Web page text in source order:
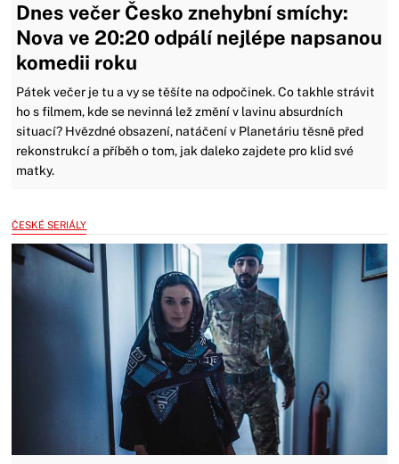
Dnes večer Česko znehybní smíchy:
Nova ve 20:20 odpálí nejlépe napsanou
komedii roku
Pátek večer je tu a vy se těšíte na odpočinek. Co takhle strávit
ho s filmem, kde se nevinná lež změní v lavinu absurdních
situací? Hvězdné obsazení, natáčení v Planetáriu těsně před
rekonstrukcí a příběh o tom, jak daleko zajdete pro klid své
matky.
ČESKÉ SERIÁLY